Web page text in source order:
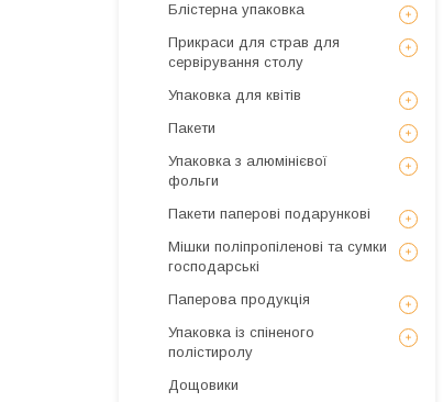
Блістерна упаковка
Прикраси для страв для
сервірування столу
Упаковка для квітів
Пакети
Упаковка з алюмінієвої
фольги
Пакети паперові подарункові
Мішки поліпропіленові та сумки
господарські
Паперова продукція
Упаковка із спіненого
полістиролу
Дощовики